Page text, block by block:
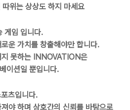
위는 상상도 하지 마세요
임 입니다.
운 가치를 창출해야만 합니다.
못하는 INNOVATION은
이션일 뿐입니다.
츠입니다.
야 하며 상호간의 신뢰를 바탕으로